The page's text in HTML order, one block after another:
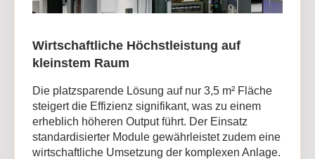
Wirtschaftliche Höchstleistung auf
kleinstem Raum
Die platzsparende Lösung auf nur 3,5 m² Fläche
steigert die Effizienz signifikant, was zu einem
erheblich höheren Output führt. Der Einsatz
standardisierter Module gewährleistet zudem eine
wirtschaftliche Umsetzung der komplexen Anlage.